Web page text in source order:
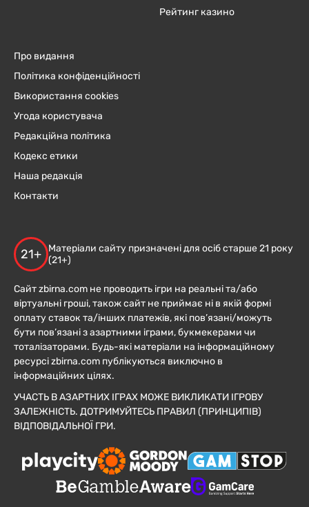
Рейтинг казино
Про видання
Політика конфіденційності
Використання cookies
Угода користувача
Редакційна політика
Кодекс етики
Наша редакція
Контакти
21+
Матеріали сайту призначені для осіб старше 21 року
(21+)
Сайт zbirna.com не проводить ігри на реальні та/або
віртуальні гроші, також сайт не приймає ні в якій формі
оплату ставок та/інших платежів, які пов’язані/можуть
бути пов’язані з азартними іграми, букмекерами чи
тоталізаторами. Будь-які матеріали на інформаційному
ресурсі zbirna.com публікуються виключно в
інформаційних цілях.
УЧАСТЬ В АЗАРТНИХ ІГРАХ МОЖЕ ВИКЛИКАТИ ІГРОВУ
ЗАЛЕЖНІСТЬ. ДОТРИМУЙТЕСЬ ПРАВИЛ (ПРИНЦИПІВ)
ВІДПОВІДАЛЬНОЇ ГРИ.